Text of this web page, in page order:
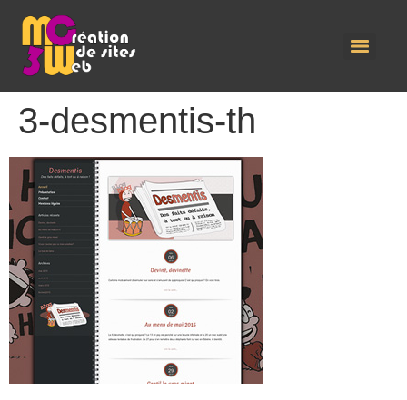
3-desmentis-th